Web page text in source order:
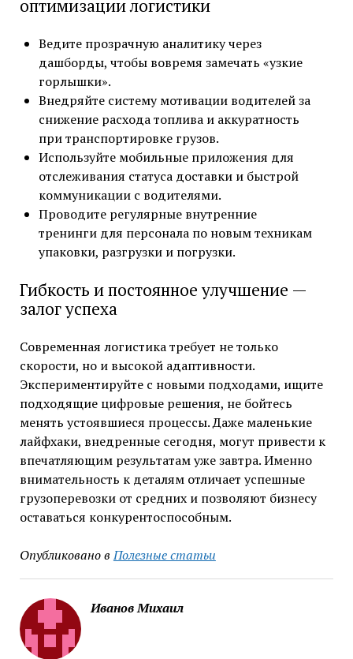
оптимизации логистики
Ведите прозрачную аналитику через
дашборды, чтобы вовремя замечать «узкие
горлышки».
Внедряйте систему мотивации водителей за
снижение расхода топлива и аккуратность
при транспортировке грузов.
Используйте мобильные приложения для
отслеживания статуса доставки и быстрой
коммуникации с водителями.
Проводите регулярные внутренние
тренинги для персонала по новым техникам
упаковки, разгрузки и погрузки.
Гибкость и постоянное улучшение —
залог успеха
Современная логистика требует не только
скорости, но и высокой адаптивности.
Экспериментируйте с новыми подходами, ищите
подходящие цифровые решения, не бойтесь
менять устоявшиеся процессы. Даже маленькие
лайфхаки, внедренные сегодня, могут привести к
впечатляющим результатам уже завтра. Именно
внимательность к деталям отличает успешные
грузоперевозки от средних и позволяют бизнесу
оставаться конкурентоспособным.
Опубликовано в Полезные статьи
Иванов Михаил